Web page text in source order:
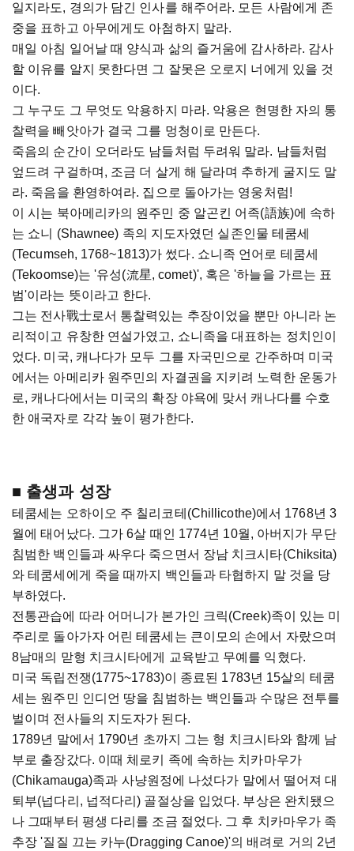
일지라도, 경의가 담긴 인사를 해주어라. 모든 사람에게 존
중을 표하고 아무에게도 아첨하지 말라.
매일 아침 일어날 때 양식과 삶의 즐거움에 감사하라. 감사
할 이유를 알지 못한다면 그 잘못은 오로지 너에게 있을 것
이다.
그 누구도 그 무엇도 악용하지 마라. 악용은 현명한 자의 통
찰력을 빼앗아가 결국 그를 멍청이로 만든다.
죽음의 순간이 오더라도 남들처럼 두려워 말라. 남들처럼
엎드려 구걸하며, 조금 더 살게 해 달라며 추하게 굴지도 말
라. 죽음을 환영하여라. 집으로 돌아가는 영웅처럼!
이 시는 북아메리카의 원주민 중 알곤킨 어족(語族)에 속하
는 쇼니 (Shawnee) 족의 지도자였던 실존인물 테쿰세
(Tecumseh, 1768~1813)가 썼다. 쇼니족 언어로 테쿰세
(Tekoomse)는 '유성(流星, comet)', 혹은 '하늘을 가르는 표
범'이라는 뜻이라고 한다.
그는 전사戰士로서 통찰력있는 추장이었을 뿐만 아니라 논
리적이고 유창한 연설가였고, 쇼니족을 대표하는 정치인이
었다. 미국, 캐나다가 모두 그를 자국민으로 간주하며 미국
에서는 아메리카 원주민의 자결권을 지키려 노력한 운동가
로, 캐나다에서는 미국의 확장 야욕에 맞서 캐나다를 수호
한 애국자로 각각 높이 평가한다.
■ 출생과 성장
테쿰세는 오하이오 주 칠리코테(Chillicothe)에서 1768년 3
월에 태어났다. 그가 6살 때인 1774년 10월, 아버지가 무단
침범한 백인들과 싸우다 죽으면서 장남 치크시타(Chiksita)
와 테쿰세에게 죽을 때까지 백인들과 타협하지 말 것을 당
부하였다.
전통관습에 따라 어머니가 본가인 크릭(Creek)족이 있는 미
주리로 돌아가자 어린 테쿰세는 큰이모의 손에서 자랐으며
8남매의 맏형 치크시타에게 교육받고 무예를 익혔다.
미국 독립전쟁(1775~1783)이 종료된 1783년 15살의 테쿰
세는 원주민 인디언 땅을 침범하는 백인들과 수많은 전투를
벌이며 전사들의 지도자가 된다.
1789년 말에서 1790년 초까지 그는 형 치크시타와 함께 남
부로 출장갔다. 이때 체로키 족에 속하는 치카마우가
(Chikamauga)족과 사냥원정에 나섰다가 말에서 떨어져 대
퇴부(넙다리, 넙적다리) 골절상을 입었다. 부상은 완치됐으
나 그때부터 평생 다리를 조금 절었다. 그 후 치카마우가 족
추장 '질질 끄는 카누(Dragging Canoe)'의 배려로 거의 2년